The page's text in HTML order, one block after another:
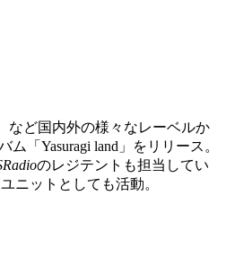
など国内外の様々なレーベルか
「Yasuragi land」をリリース。
Radioのレジテントも担当してい
ニットとしても活動。